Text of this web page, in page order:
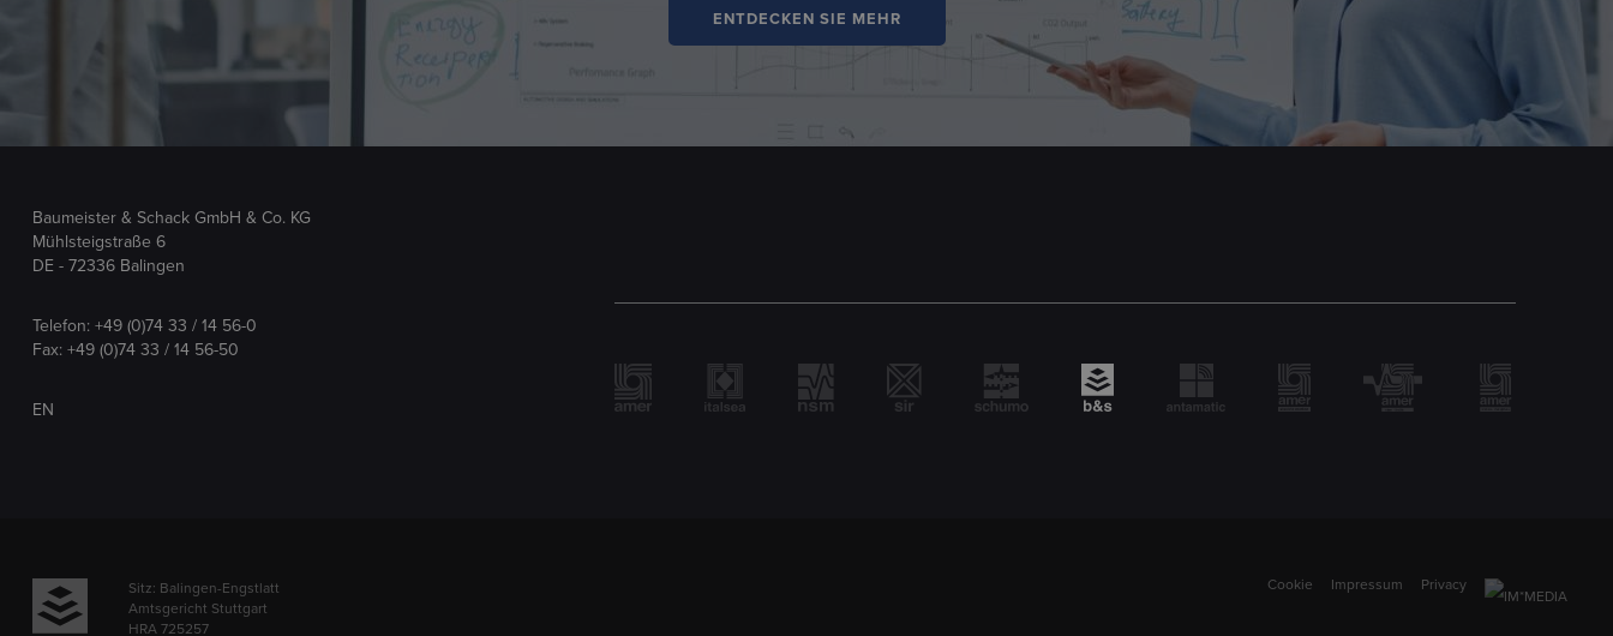
ENTDECKEN SIE MEHR
Baumeister & Schack GmbH & Co. KG
Mühlsteigstraße 6
DE - 72336 Balingen
Telefon: +49 (0)74 33 / 14 56-0
Fax: +49 (0)74 33 / 14 56-50
EN
Sitz: Balingen-Engstlatt
Amtsgericht Stuttgart
HRA 725257
Cookie Impressum Privacy